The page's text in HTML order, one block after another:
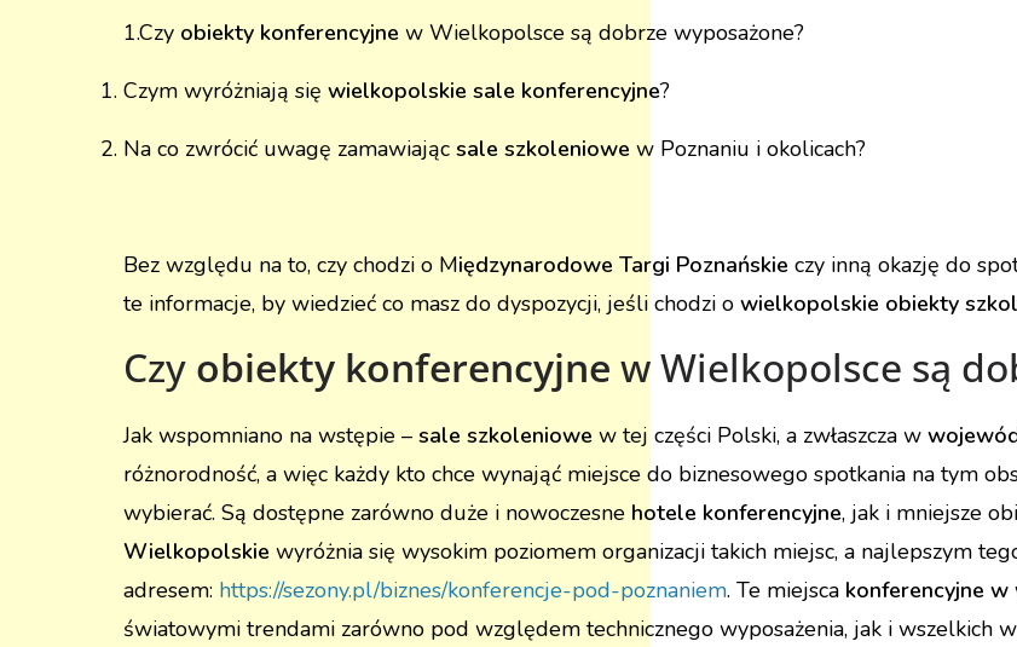
1.Czy obiekty konferencyjne w Wielkopolsce są dobrze wyposażone?
Czym wyróżniają się wielkopolskie sale konferencyjne?
Na co zwrócić uwagę zamawiając sale szkoleniowe w Poznaniu i okolicach?
Bez względu na to, czy chodzi o Międzynarodowe Targi Poznańskie czy inną okazję do
te informacje, by wiedzieć co masz do dyspozycji, jeśli chodzi o wielkopolskie obiekty
Czy obiekty konferencyjne w Wielkopolsce są
Jak wspomniano na wstępie – sale szkoleniowe w tej części Polski, a zwłaszcza w
różnorodność, a więc każdy kto chce wynająć miejsce do biznesowego spotkania na tym
wybierać. Są dostępne zarówno duże i nowoczesne hotele konferencyjne, jak i mniejsze
Wielkopolskie wyróżnia się wysokim poziomem organizacji takich miejsc, a najlepszym
adresem: https://sezony.pl/biznes/konferencje-pod-poznaniem. Te miejsca konferencyjne
światowymi trendami zarówno pod względem technicznego wyposażenia, jak i wszelkich